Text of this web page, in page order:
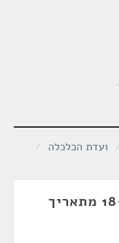
ועדת הכלכלה /
ישיבת ועדה של הכנסת ה-18 מתאריך